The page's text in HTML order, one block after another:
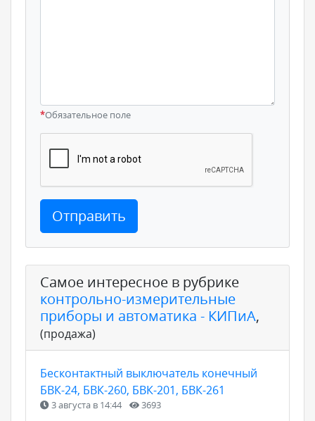
*Обязательное поле
Отправить
Самое интересное в рубрике
контрольно-измерительные
приборы и автоматика - КИПиА,
(продажа)
Бесконтактный выключатель конечный
БВК-24, БВК-260, БВК-201, БВК-261
3 августа в 14:44 3693